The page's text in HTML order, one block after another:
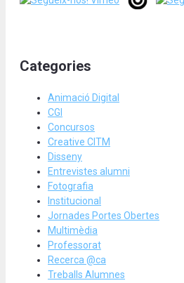
Categories
Animació Digital
CGI
Concursos
Creative CITM
Disseny
Entrevistes alumni
Fotografia
Institucional
Jornades Portes Obertes
Multimèdia
Professorat
Recerca @ca
Treballs Alumnes